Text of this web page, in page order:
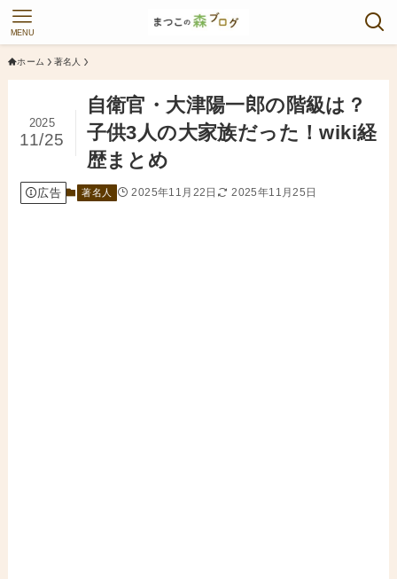
MENU
ホーム 著名人
自衛官・大津陽一郎の階級は？
子供3人の大家族だった！wiki経
歴まとめ
2025
11/25
広告 著名人 2025年11月22日 2025年11月25日